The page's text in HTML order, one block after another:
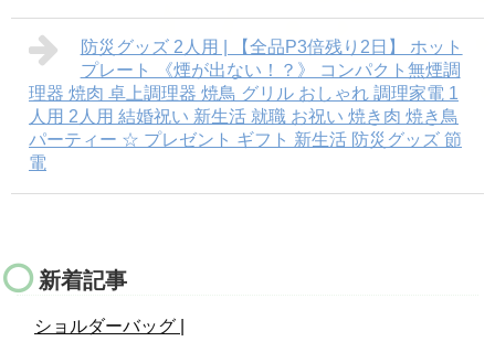
防災グッズ 2人用 | 【全品P3倍残り2日】 ホット
プレート 《煙が出ない！？》 コンパクト無煙調
理器 焼肉 卓上調理器 焼鳥 グリル おしゃれ 調理家電 1
人用 2人用 結婚祝い 新生活 就職 お祝い 焼き肉 焼き鳥
パーティー ☆ プレゼント ギフト 新生活 防災グッズ 節
電
新着記事
ショルダーバッグ |